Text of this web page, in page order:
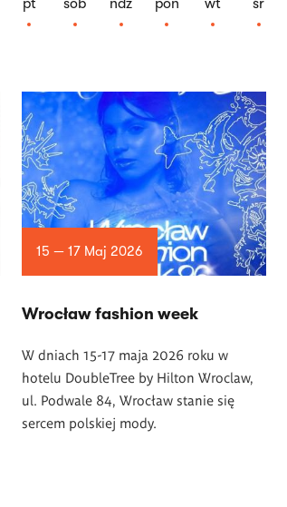
pt
sob
ndz
pon
wt
śr
15 — 17 Maj 2026
Wrocław fashion week
W dniach 15-17 maja 2026 roku w
hotelu DoubleTree by Hilton Wroclaw,
ul. Podwale 84, Wrocław stanie się
sercem polskiej mody.